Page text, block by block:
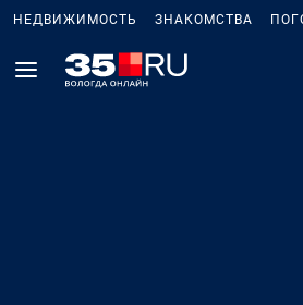
НЕДВИЖИМОСТЬ ЗНАКОМСТВА